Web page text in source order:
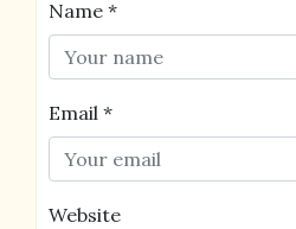
Name *
Email *
Website